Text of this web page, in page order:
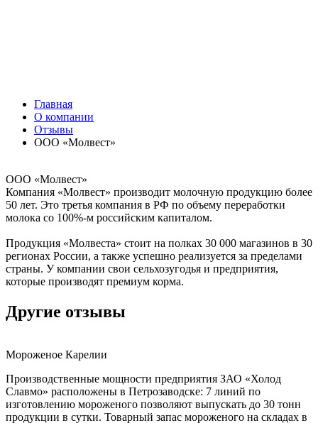
Главная
О компании
Отзывы
ООО «Молвест»
ООО «Молвест»
Компания «Молвест» производит молочную продукцию более
50 лет. Это третья компания в РФ по объему переработки
молока со 100%-м российским капиталом.
Продукция «Молвеста» стоит на полках 30 000 магазинов в 30
регионах России, а также успешно реализуется за пределами
страны. У компании свои сельхозугодья и предприятия,
которые производят премиум корма.
Другие отзывы
Мороженое Карелии
Производственные мощности предприятия ЗАО «Холод
Славмо» расположены в Петрозаводске: 7 линий по
изготовлению мороженого позволяют выпускать до 30 тонн
продукции в сутки. Товарный запас мороженого на складах в